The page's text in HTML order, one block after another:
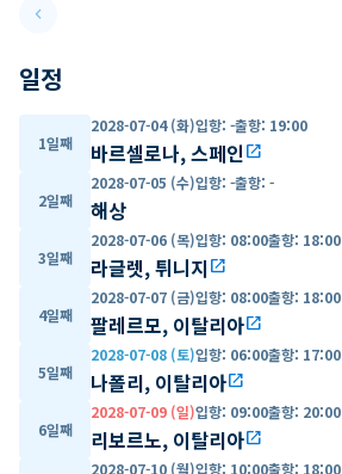
keyboard_arrow_leftPrevious slide
일정
1일째
2028-07-04 (화)입항: -출항: 19:00
바르셀로나, 스페인open_in_new
2일째
2028-07-05 (수)입항: -출항: -
해상
3일째
2028-07-06 (목)입항: 08:00출항: 18:00
라글렛, 튀니지 open_in_new
4일째
2028-07-07 (금)입항: 08:00출항: 18:00
팔레르모, 이탈리아open_in_new
5일째
2028-07-08 (토)입항: 06:00출항: 17:00
나폴리, 이탈리아open_in_new
6일째
2028-07-09 (일)입항: 09:00출항: 20:00
리보르노, 이탈리아open_in_new
2028-07-10 (월)입항: 10:00출항: 18:00